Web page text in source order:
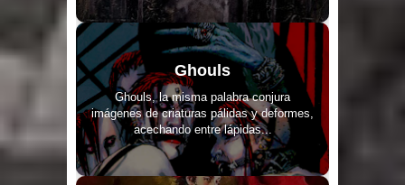
Ghouls
Ghouls, la misma palabra conjura
imágenes de criaturas pálidas y deformes,
acechando entre lápidas...